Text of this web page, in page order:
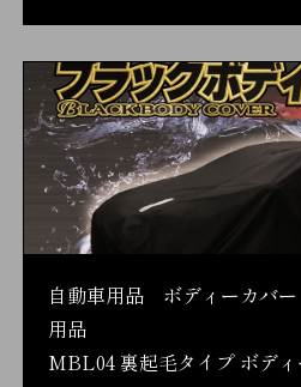
自動車用品 ボディーカバ
用品
MBL04 裏起毛タイプ ボデ